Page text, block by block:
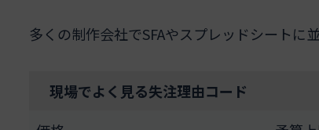
多くの制作会社でSFAやスプレッドシートに
現場でよく見る失注理由コード